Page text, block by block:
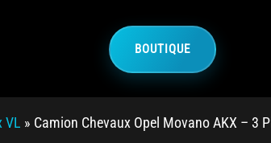
BOUTIQUE
VL » Camion Chevaux Opel Movano AKX – 3